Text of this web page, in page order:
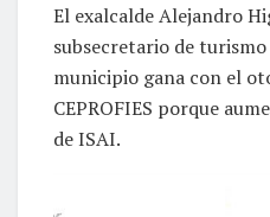
El exalcalde Alejandro
subsecretario de
municipio gana con el
CEPROFIES porque
de ISAI.